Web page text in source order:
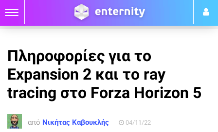
Πληροφορίες για το
Expansion 2 και το ray
tracing στο Forza Horizon 5
από Νικήτας Καβουκλής 04/11/22